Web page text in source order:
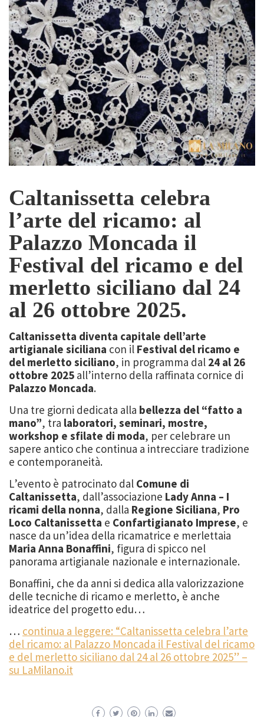
Caltanissetta celebra
l’arte del ricamo: al
Palazzo Moncada il
Festival del ricamo e del
merletto siciliano dal 24
al 26 ottobre 2025.
Caltanissetta diventa capitale dell’arte
artigianale siciliana con il Festival del ricamo e
del merletto siciliano, in programma dal 24 al 26
ottobre 2025 all’interno della raffinata cornice di
Palazzo Moncada.
Una tre giorni dedicata alla bellezza del “fatto a
mano”, tra laboratori, seminari, mostre,
workshop e sfilate di moda, per celebrare un
sapere antico che continua a intrecciare tradizione
e contemporaneità.
L’evento è patrocinato dal Comune di
Caltanissetta, dall’associazione Lady Anna – I
ricami della nonna, dalla Regione Siciliana, Pro
Loco Caltanissetta e Confartigianato Imprese, e
nasce da un’idea della ricamatrice e merlettaia
Maria Anna Bonaffini, figura di spicco nel
panorama artigianale nazionale e internazionale.
Bonaffini, che da anni si dedica alla valorizzazione
delle tecniche di ricamo e merletto, è anche
ideatrice del progetto edu…
… continua a leggere: “Caltanissetta celebra l’arte
del ricamo: al Palazzo Moncada il Festival del ricamo
e del merletto siciliano dal 24 al 26 ottobre 2025” –
su LaMilano.it